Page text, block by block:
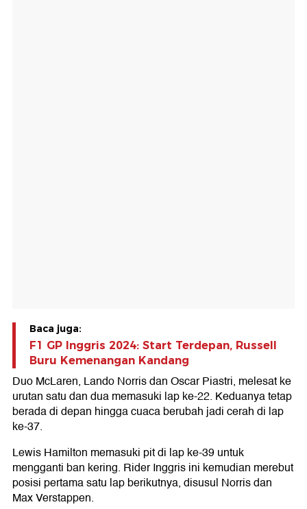
Baca juga:
F1 GP Inggris 2024: Start Terdepan, Russell
Buru Kemenangan Kandang
Duo McLaren, Lando Norris dan Oscar Piastri, melesat ke
urutan satu dan dua memasuki lap ke-22. Keduanya tetap
berada di depan hingga cuaca berubah jadi cerah di lap
ke-37.
Lewis Hamilton memasuki pit di lap ke-39 untuk
mengganti ban kering. Rider Inggris ini kemudian merebut
posisi pertama satu lap berikutnya, disusul Norris dan
Max Verstappen.